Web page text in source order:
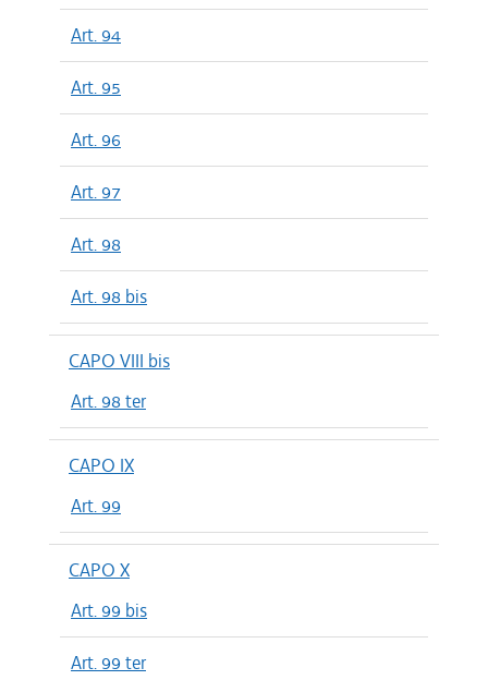
Art. 94
Art. 95
Art. 96
Art. 97
Art. 98
Art. 98 bis
CAPO VIII bis
Art. 98 ter
CAPO IX
Art. 99
CAPO X
Art. 99 bis
Art. 99 ter